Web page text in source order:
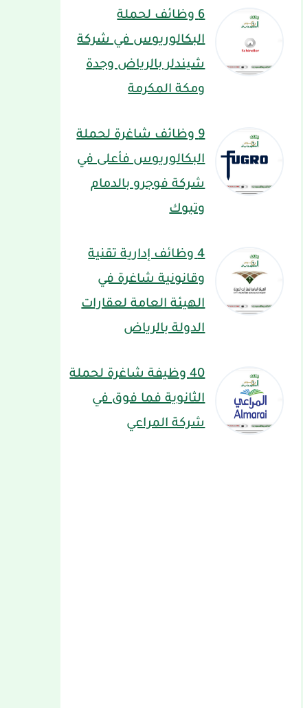
6 وظائف لحملة
البكالوريوس في شركة
شيندلر بالرياض وجدة
ومكة المكرمة
9 وظائف شاغرة لحملة
البكالوريوس فأعلى في
شركة فوجرو بالدمام
وتبوك
4 وظائف إدارية تقنية
وقانونية شاغرة في
الهيئة العامة لعقارات
الدولة بالرياض
40 وظيفة شاغرة لحملة
الثانوية فما فوق في
شركة المراعي